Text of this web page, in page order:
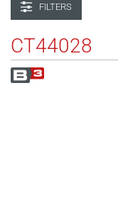
FILTERS
CT44028